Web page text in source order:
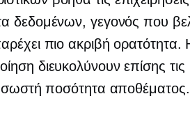
δεδομένων, γεγονός που
πιο ακριβή ορατότητα.
διευκολύνουν επίσης τις
σωστή ποσότητα αποθέματος.